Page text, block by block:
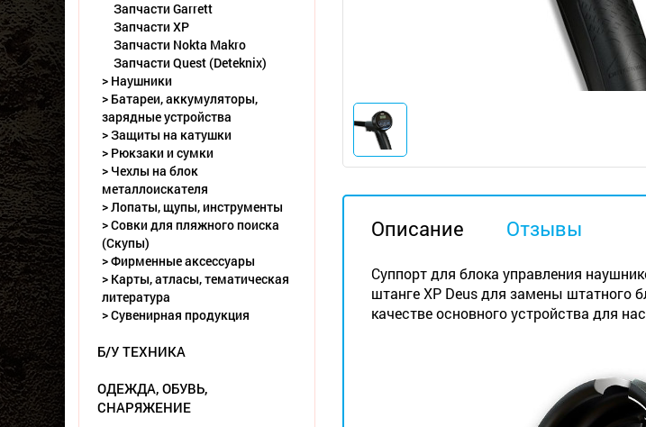
Запчасти Garrett
Запчасти XP
Запчасти Nokta Makro
Запчасти Quest (Deteknix)
> Наушники
> Батареи, аккумуляторы,
зарядные устройства
> Защиты на катушки
> Рюкзаки и сумки
> Чехлы на блок
металлоискателя
> Лопаты, щупы, инструменты
> Совки для пляжного поиска
(Скупы)
> Фирменные аксессуары
> Карты, атласы, тематическая
литература
> Сувенирная продукция
Б/У ТЕХНИКА
ОДЕЖДА, ОБУВЬ,
СНАРЯЖЕНИЕ
Описание Отзывы
Суппорт для блока управления
штанге XP Deus для замены штатного
качестве основного устройства для